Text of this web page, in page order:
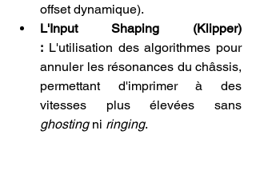
offset dynamique).
L'Input Shaping (Klipper)
: L'utilisation des algorithmes pour
annuler les résonances du châssis,
permettant d'imprimer à des
ghosting ni ringing.